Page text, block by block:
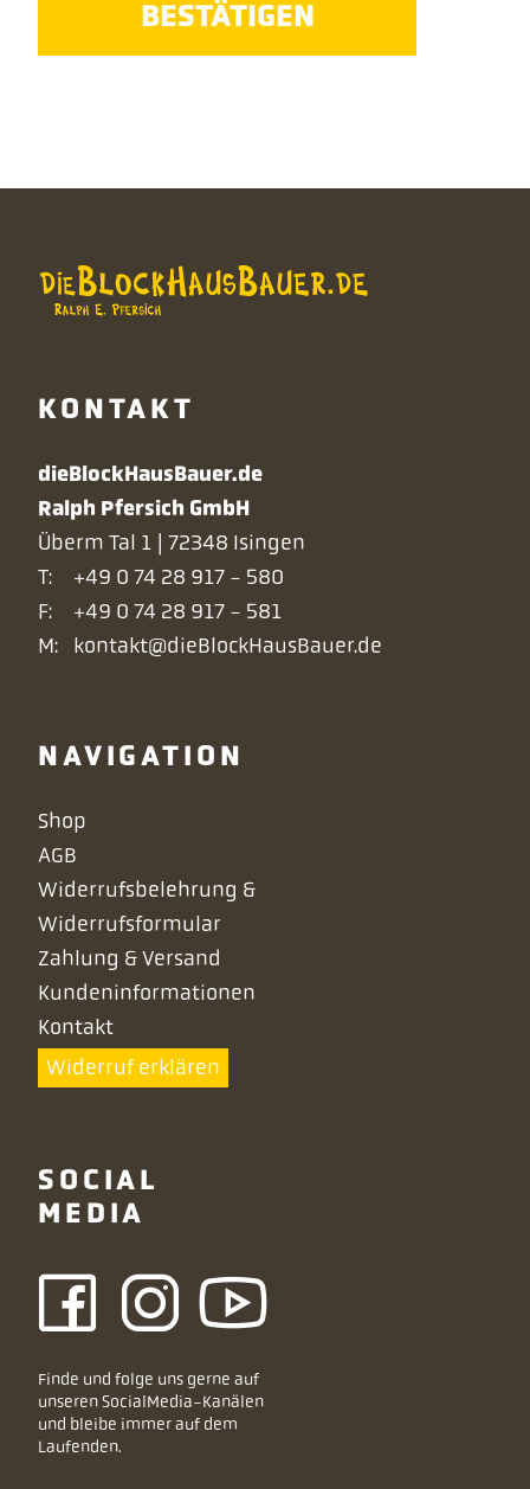
BESTÄTIGEN
KONTAKT
dieBlockHausBauer.de
Ralph Pfersich GmbH
Überm Tal 1 | 72348 Isingen
T:
+49 0 74 28 917 - 580
F:
+49 0 74 28 917 - 581
M:
kontakt@dieBlockHausBauer.de
NAVIGATION
Navigation
überspringen
Shop
AGB
Widerrufsbelehrung &
Widerrufsformular
Zahlung & Versand
Kundeninformationen
Kontakt
Widerruf erklären
SOCIAL
MEDIA
Finde und folge uns gerne auf
unseren SocialMedia-Kanälen
und bleibe immer auf dem
Laufenden.